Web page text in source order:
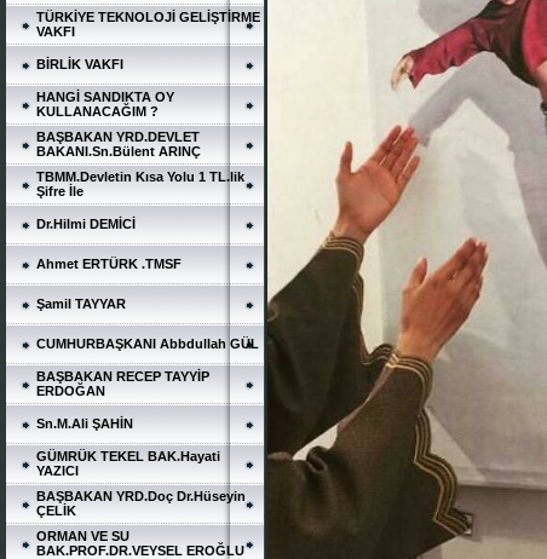
TÜRKİYE TEKNOLOJİ GELİŞTİRME
VAKFI
BİRLİK VAKFI
HANGİ SANDIKTA OY
KULLANACAĞIM ?
BAŞBAKAN YRD.DEVLET
BAKANI.Sn.Bülent ARINÇ
TBMM.Devletin Kısa Yolu 1 TL.lik
Şifre İle
Dr.Hilmi DEMİCİ
Ahmet ERTÜRK .TMSF
Şamil TAYYAR
CUMHURBAŞKANI Abbdullah GÜL
BAŞBAKAN RECEP TAYYİP
ERDOĞAN
Sn.M.Ali ŞAHİN
GÜMRÜK TEKEL BAK.Hayati
YAZICI
BAŞBAKAN YRD.Doç Dr.Hüseyin
ÇELİK
ORMAN VE SU
BAK.PROF.DR.VEYSEL EROĞLU